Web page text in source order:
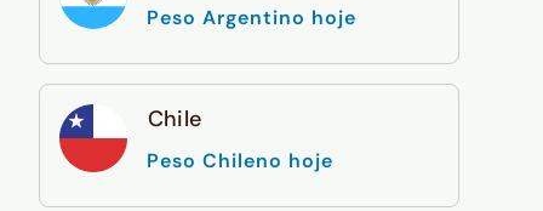
Peso Argentino hoje
Chile
Peso Chileno hoje